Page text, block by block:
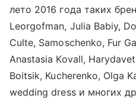
лето 2016 года таких
Leorgofman, Julia Babiy,
Culte, Samoschenko, Fur
Anastasia Kovall,
Boitsik, Kucherenko, Olga
wedding dress и многих